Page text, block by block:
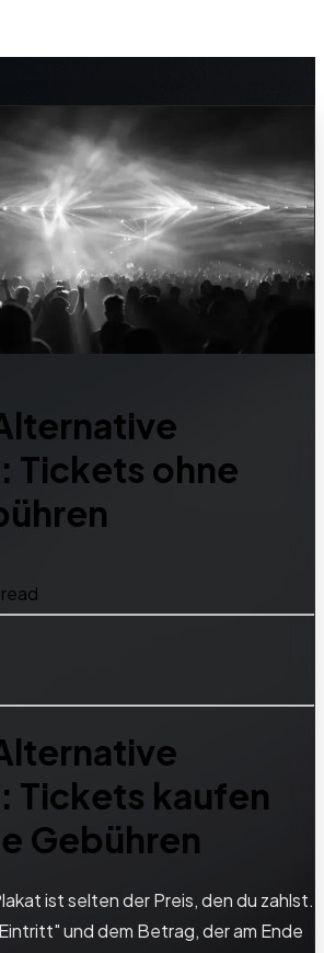
Tickets ohne
Tickets kaufen
Gebühren
ist selten der Preis, den du zahlst.
und dem Betrag, der am Ende